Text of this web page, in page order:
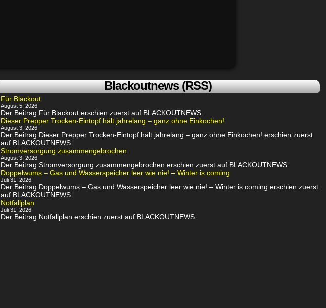
Blackoutnews (RSS)
Für Blackout
August 5, 2026
Der Beitrag Für Blackout erschien zuerst auf BLACKOUTNEWS.
Dieser Prepper Trocken-Eintopf hält jahrelang – ganz ohne Einkochen!
August 3, 2026
Der Beitrag Dieser Prepper Trocken-Eintopf hält jahrelang – ganz ohne Einkochen! erschien zuerst
auf BLACKOUTNEWS.
Stromversorgung zusammengebrochen
August 3, 2026
Der Beitrag Stromversorgung zusammengebrochen erschien zuerst auf BLACKOUTNEWS.
Doppelwums – Gas und Wasserspeicher leer wie nie! – Winter is coming
Juli 31, 2026
Der Beitrag Doppelwums – Gas und Wasserspeicher leer wie nie! – Winter is coming erschien zuerst
auf BLACKOUTNEWS.
Notfallplan
Juli 31, 2026
Der Beitrag Notfallplan erschien zuerst auf BLACKOUTNEWS.